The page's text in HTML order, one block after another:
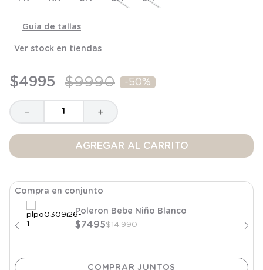
Guía de tallas
Ver stock en tiendas
$4995 $9990 -50%
＋
－
AGREGAR AL CARRITO
Compra en conjunto
Poleron Bebe Niño Blanco
$7495$14.990